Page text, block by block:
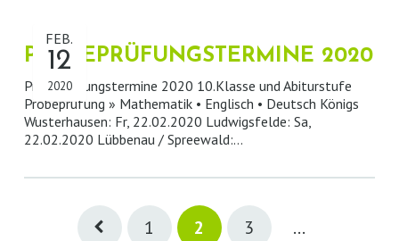
PROBEPRÜFUNGSTERMINE 2020
FEB.
12
2020
Probeprüfungstermine 2020 10.Klasse und Abiturstufe
Probeprüfung » Mathematik • Englisch • Deutsch Königs
Wusterhausen: Fr, 22.02.2020 Ludwigsfelde: Sa,
22.02.2020 Lübbenau / Spreewald:…
1 2 3
…